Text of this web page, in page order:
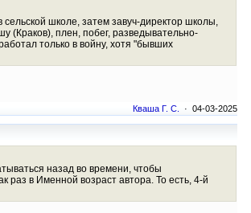
школе, затем завуч-директор школы,
(Краков), плен, побег, разведывательно-
только в войну, хотя "бывших
Кваша Г. С. · 04-03-2025
назад во времени, чтобы
раз в Именной возраст автора. То есть, 4-й